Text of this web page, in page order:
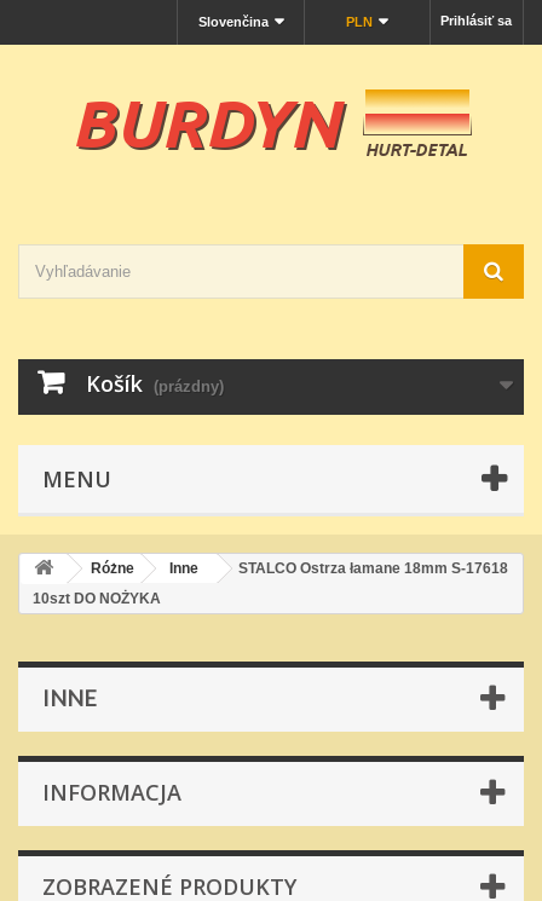
Prihlásiť sa
PLN
Slovenčina
Košík (prázdny)
MENU
Różne Inne
STALCO Ostrza łamane 18mm S-17618
10szt DO NOŻYKA
INNE
INFORMACJA
ZOBRAZENÉ PRODUKTY